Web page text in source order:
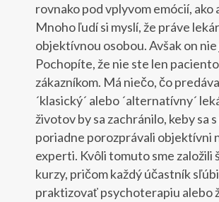
rovnako pod vplyvom emócií, ako
Mnoho ľudí si myslí, že práve
objektívnou osobou. Avšak on nie
Pochopíte, že nie ste len
zákazníkom. Má niečo, čo
´klasický´ alebo ´alternatívny´
životov by sa zachránilo, keby sa
poriadne porozprávali objektívni
experti. Kvôli tomuto sme založili
kurzy, pričom každý účastník
praktizovať psychoterapiu alebo